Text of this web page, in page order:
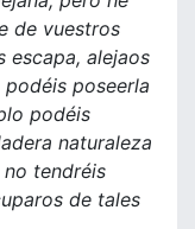
de vuestros
escapa, alejaos
poseerla
podéis
naturaleza
tendréis
de tales